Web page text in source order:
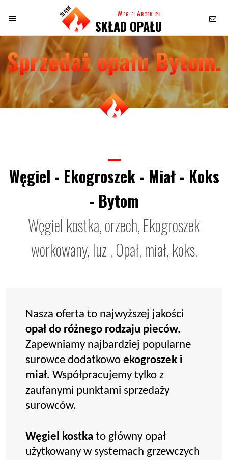
WegielArtek.pl
SKŁAD OPAŁU
Sprzedaż opału Bytom.
Węgiel - Ekogroszek - Miał - Koks
- Bytom
Węgiel kostka, orzech, Ekogroszek
workowany, luz , Opał, miał, koks.
Nasza oferta to najwyższej jakości
opał do różnego rodzaju pieców.
Zapewniamy najbardziej popularne
surowce dodatkowo ekogroszek i
miał. Współpracujemy tylko z
zaufanymi punktami sprzedaży
surowców.
Węgiel kostka to główny opał
użytkowany w systemach grzewczych